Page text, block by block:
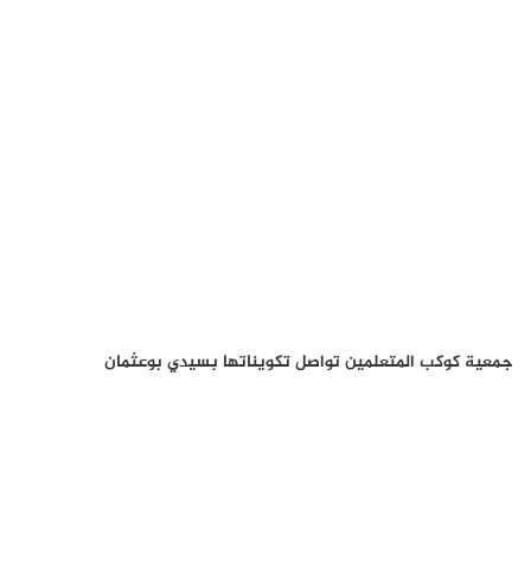
جمعية كوكب المتعلمين تواصل تكويناتها بسيدي بوعثمان